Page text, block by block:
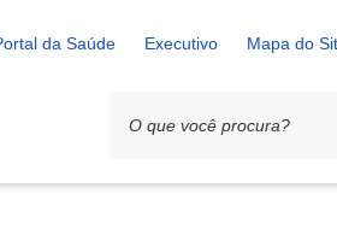
da Saúde Executivo Mapa do